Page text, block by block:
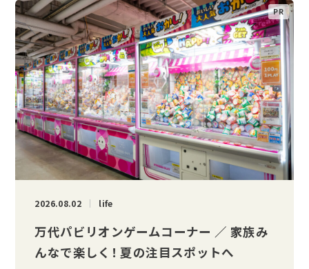
2026.08.02 life
万代パビリオンゲームコーナー ／ 家族み
んなで楽しく！ 夏の注目スポットへ